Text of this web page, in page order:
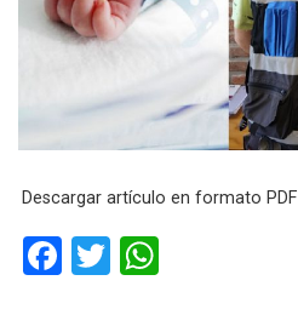
Descargar artículo en formato PDF
F
T